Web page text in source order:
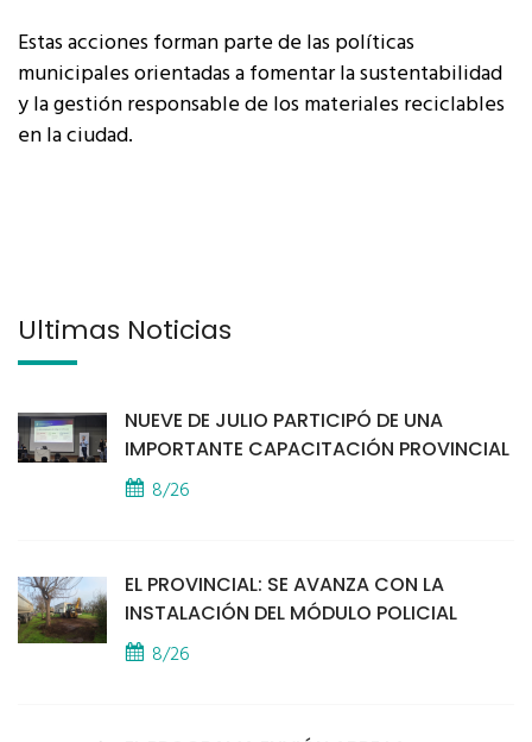
Estas acciones forman parte de las políticas
municipales orientadas a fomentar la sustentabilidad
y la gestión responsable de los materiales reciclables
en la ciudad.
Últimas Noticias
NUEVE DE JULIO PARTICIPÓ DE UNA
IMPORTANTE CAPACITACIÓN PROVINCIAL
8/26
EL PROVINCIAL: SE AVANZA CON LA
INSTALACIÓN DEL MÓDULO POLICIAL
8/26